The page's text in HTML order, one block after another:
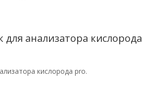
анализатора кислорода
кислорода pro.